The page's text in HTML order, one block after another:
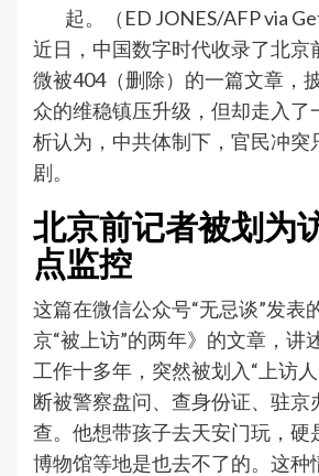
起。（ED JONES/AFP via
近日，中国数字时代收录了北京
微被404（删除）的一篇文章，
众的维稳镇压升级，但却走入了
析认为，中共体制下，官民冲突
剧。
北京前记者被划为
点监控
这篇在微信公众号“无忌谈”发表
京“被上访”的两年》的文章，讲
工作十多年，突然被划入“上访
断被警察盘问、查身份证、驻京
查。他想带孩子去天安门玩，硬
博物馆等地是也去不了的。这种